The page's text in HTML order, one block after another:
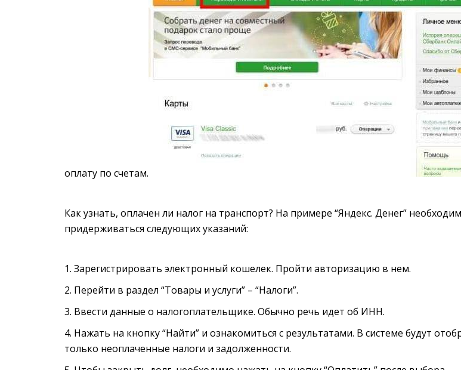
оплату по счетам.
Как узнать, оплачен ли налог на транспорт? На примере “Яндекс. Денег”
придерживаться следующих указаний:
Зарегистрировать электронный кошелек. Пройти авторизацию в нем.
Перейти в раздел “Товары и услуги” – “Налоги”.
Ввести данные о налогоплательщике. Обычно речь идет об ИНН.
Нажать на кнопку “Найти” и ознакомиться с результатами. В системе будут
только неоплаченные налоги и задолженности.